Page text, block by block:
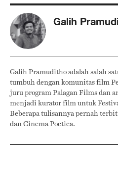
Galih
Galih Pramuditho adalah salah
tumbuh dengan komunitas film
juru program Palagan Films dan
menjadi kurator film untuk
Beberapa tulisannya pernah
dan Cinema Poetica.